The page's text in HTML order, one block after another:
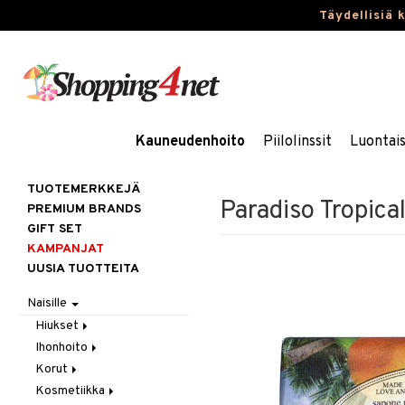
Täydellisiä
Kauneudenhoito Piilolinssit
Paradiso
TUOTEMERKKEJÄ
PREMIUM BRANDS
GIFT SET
KAMPANJAT
UUSIA TUOTTEITA
Naisille
Hiukset
Gift Set
Harjat / Kammat
Hiuskuurit
Ihonhoito
Aurinkotuotteet
Erikoistuotteet
Korut
Kaulakorut
Kosmetiikka